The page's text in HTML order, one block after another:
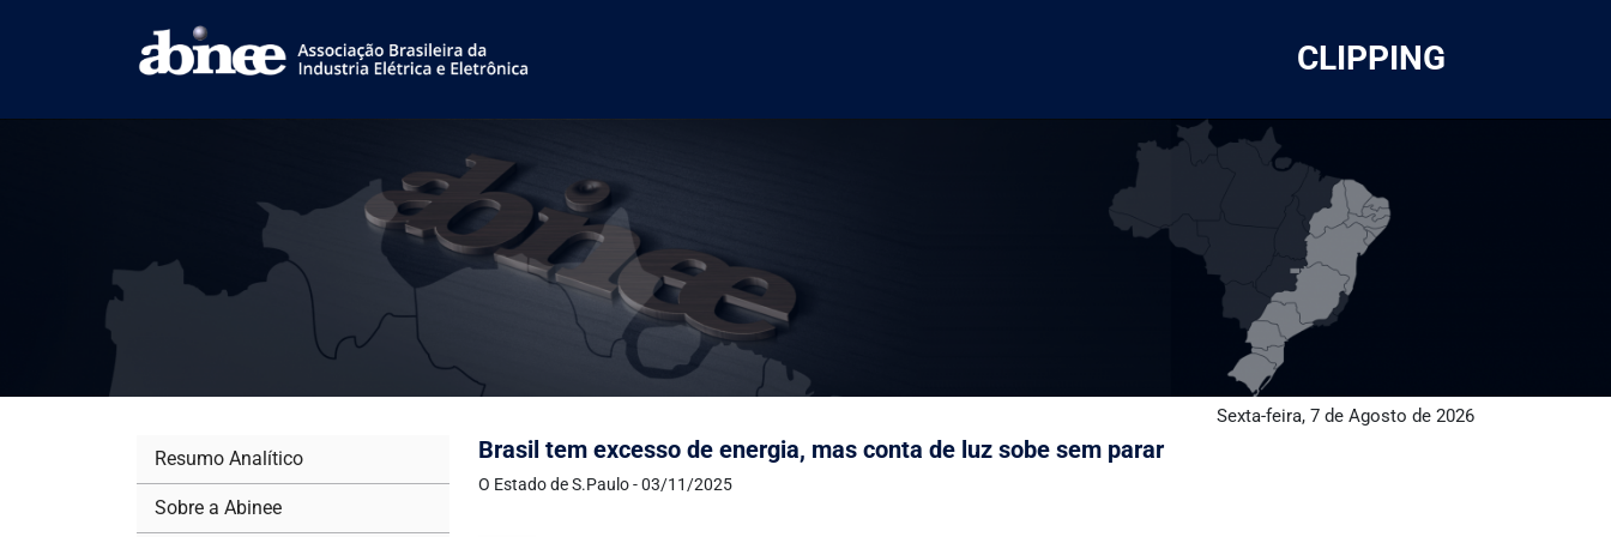
CLIPPING
Sexta-feira, 7 de Agosto de 2026
Brasil tem excesso de energia, mas conta de luz sobe sem parar
O Estado de S.Paulo - 03/11/2025
Resumo Analítico
Sobre a Abinee